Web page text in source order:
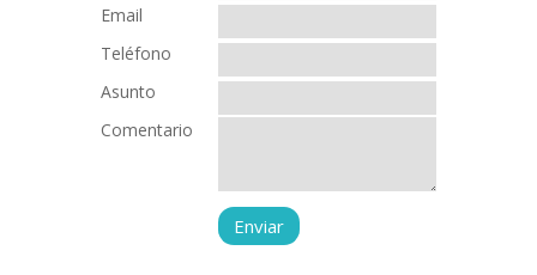
Email
Teléfono
Asunto
Comentario